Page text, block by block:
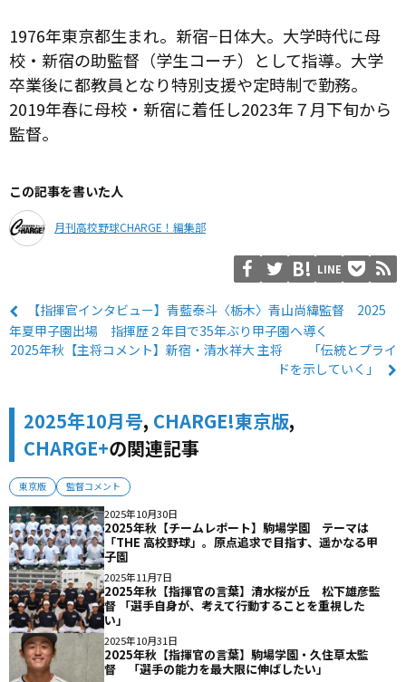
1976年東京都生まれ。新宿−日体大。大学時代に母
校・新宿の助監督（学生コーチ）として指導。大学
卒業後に都教員となり特別支援や定時制で勤務。
2019年春に母校・新宿に着任し2023年７月下旬から
監督。
この記事を書いた人
月刊高校野球CHARGE！編集部
LINE
【指揮官インタビュー】青藍泰斗〈栃木〉青山尚緯監督 2025
年夏甲子園出場 指揮歴２年目で35年ぶり甲子園へ導く
2025年秋【主将コメント】新宿・清水祥大 主将 「伝統とプライ
ドを示していく」
2025年10月号, CHARGE!東京版,
CHARGE+の関連記事
東京版 監督コメント
2025年10月30日
2025年秋【チームレポート】駒場学園 テーマは
「THE 高校野球」。原点追求で目指す、遥かなる甲
子園
2025年11月7日
2025年秋【指揮官の言葉】清水桜が丘 松下雄彦監
督 「選手自身が、考えて行動することを重視した
い」
2025年10月31日
2025年秋【指揮官の言葉】駒場学園・久住草太監
督 「選手の能力を最大限に伸ばしたい」